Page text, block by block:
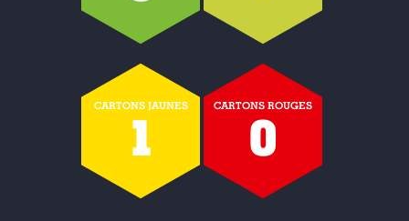
CARTONS JAUNES
1
CARTONS ROUGES
0